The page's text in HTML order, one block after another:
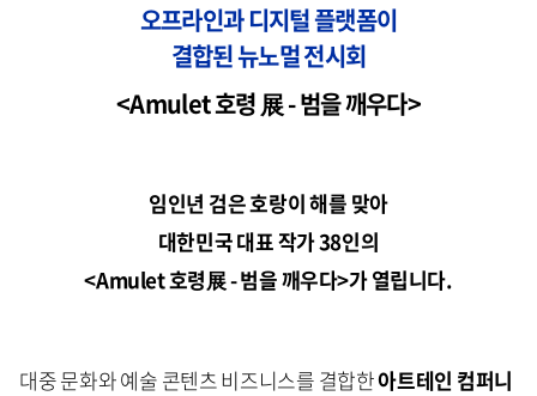
오프라인과 디지털 플랫폼이
결합된 뉴노멀 전시회
<Amulet 호령 展 - 범을 깨우다>
임인년 검은 호랑이 해를 맞아
대한민국 대표 작가 38인의
<Amulet 호령展 - 범을 깨우다>가 열립니다.
대중 문화와 예술 콘텐츠 비즈니스를 결합한아트테인 컴퍼니